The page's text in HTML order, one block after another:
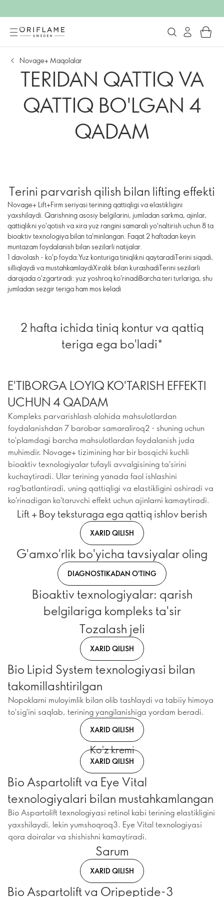
Novage+ Maqolalar
TERIDAN QATTIQ VA
QATTIQ BO'LGAN 4
QADAM
Terini parvarish qilish bilan lifting effekti
Novage+ Lift+Firm seriyasi terining qattiqligi va elastikligini
yaxshilaydi. Qarishning asosiy belgilarini, jumladan sarkma, ajinlar,
qattiqlikni yo'qotish va xira yuz rangini samarali yo'naltirish uchun 8 ta
bioaktiv texnologiya bilan ta'minlangan. Faqat 2 haftadan keyin
muntazam foydalanish bilan sezilarli natijalar.
1 davolash - ko'p foyda:Yuz konturiga tiniqlikni qaytaradiTerini siqadi,
silliqlaydi va mustahkamlaydiXiralik bilan kurashadiTerini sezilarli
darajada o'zgartiradi: yuz yoshroq ko'rinadiBarcha teri turlariga, shu
jumladan sezgir teriga ham mos keladi
2 hafta ichida tiniq kontur va qattiq
teriga ega bo'ladi*
E'TIBORGA LOYIQ KO'TARISH EFFEKTI
UCHUN 4 QADAM
Kompleks parvarishlash alohida mahsulotlardan
foydalanishdan 7 barobar samaraliroq2 - shuning uchun
to'plamdagi barcha mahsulotlardan foydalanish juda
muhimdir. Novage+ tizimining har bir bosqichi kuchli
bioaktiv texnologiyalar tufayli avvalgisining ta'sirini
kuchaytiradi. Ular terining yanada faol ishlashini
rag'batlantiradi, uning qattiqligi va elastikligini oshiradi va
ko'rinadigan ko'taruvchi effekt uchun ajinlarni kamaytiradi.
Lift + Boy teksturaga ega qattiq ishlov berish
XARID QILISH
G'amxo'rlik bo'yicha tavsiyalar oling
DIAGNOSTIKADAN O'TING
Bioaktiv texnologiyalar: qarish
belgilariga kompleks ta'sir
Tozalash jeli
XARID QILISH
Bio Lipid System texnologiyasi bilan
takomillashtirilgan
Nopoklarni muloyimlik bilan olib tashlaydi va tabiiy himoya
to'sig'ini saqlab, terining yangilanishiga yordam beradi.
XARID QILISH
Ko'z kremi
XARID QILISH
Bio Aspartolift va Eye Vital
texnologiyalari bilan mustahkamlangan
Bio Aspartolift texnologiyasi retinol kabi terining elastikligini
yaxshilaydi, lekin yumshoqroq3. Eye Vital texnologiyasi
qora doiralar va shishishni kamaytiradi.
Sarum
XARID QILISH
Bio Aspartolift va Oripeptide-3